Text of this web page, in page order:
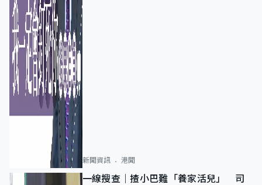
新聞資訊 港聞
一線搜查｜揸小巴難「養家活兒」 司